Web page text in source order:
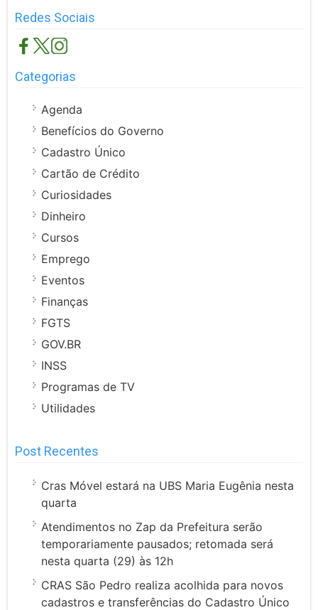
Redes Sociais
Categorias
Agenda
Benefícios do Governo
Cadastro Único
Cartão de Crédito
Curiosidades
Dinheiro
Cursos
Emprego
Eventos
Finanças
FGTS
GOV.BR
INSS
Programas de TV
Utilidades
Post Recentes
Cras Móvel estará na UBS Maria Eugênia nesta
quarta
Atendimentos no Zap da Prefeitura serão
temporariamente pausados; retomada será
nesta quarta (29) às 12h
CRAS São Pedro realiza acolhida para novos
cadastros e transferências do Cadastro Único